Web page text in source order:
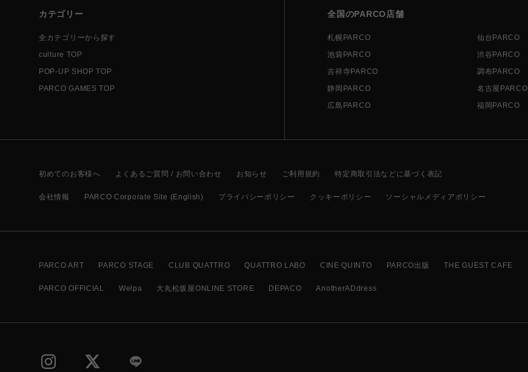
カテゴリー
全カテゴリーから探す
culture TOP
POP-UP SHOP TOP
PARCO GAMES TOP
全国のPARCO店舗
札幌PARCO 仙台PARCO
池袋PARCO
渋谷PARCO
吉祥寺PARCO
調布PARCO
静岡PARCO
名古屋PARCO
広島PARCO
福岡PARCO
初めてのお客様へ よくあるご質問 / お問い合わせ お知らせ ご利用規約 特定商取引法などに基づく表記
会社情報 PARCO Corporate Site (English) プライバシーポリシー クッキーポリシー ソーシャルメディアポリシー
PARCO ART PARCO STAGE CLUB QUATTRO QUATTRO LABO CINE QUINTO PARCO出版 THE GUEST CAFE
PARCO OFFICIAL Welpa 大丸松坂屋ONLINE STORE DEPACO AnotherADdress